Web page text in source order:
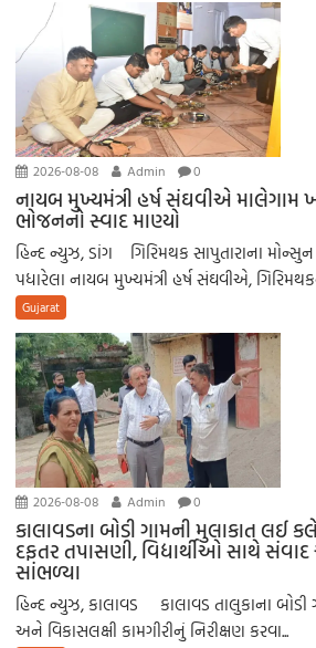
2026-08-08 Admin 0
નાયબ મુખ્યમંત્રી હર્ષ સંઘવીએ માલેગામ
ભોજનનો સ્વાદ માણ્યો
હિન્દ ન્યુઝ, ડાંગ ગિરિમથક સાપુતારાના
પધારેલા નાયબ મુખ્યમંત્રી હર્ષ સંઘવીએ,
Gujarat
2026-08-08 Admin 0
કાલાવડના બોડી ગામની મુલાકાત લઈ
દફતર તપાસણી, વિદ્યાર્થીઓ સાથે સંવાદ
સાંભળ્યા
હિન્દ ન્યુઝ, કાલાવડ કાલાવડ તાલુકાના બોડી
અને વિકાસલક્ષી કામગીરીનું નિરીક્ષણ કરવા...